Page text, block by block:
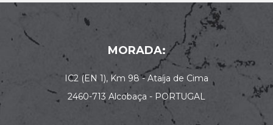
MORADA:
IC2 (EN 1), Km 98 - Ataíja de Cima
2460-713 Alcobaça - PORTUGAL